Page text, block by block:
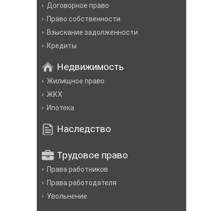
Договорное право
Право собственности
Взыскание задолженности
Кредиты
Недвижимость
Жилищное право
ЖКХ
Ипотека
Наследство
Трудовое право
Права работников
Права работодателя
Увольнение